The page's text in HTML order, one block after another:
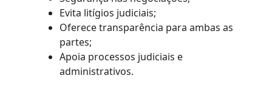
Evita litígios judiciais;
Oferece transparência para ambas as
partes;
Apoia processos judiciais e
administrativos.